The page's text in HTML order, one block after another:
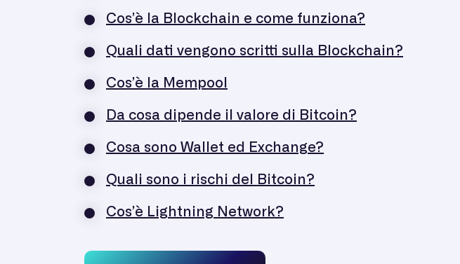
Cos’è la Blockchain e come funziona?
Quali dati vengono scritti sulla Blockchain?
Cos’è la Mempool
Da cosa dipende il valore di Bitcoin?
Cosa sono Wallet ed Exchange?
Quali sono i rischi del Bitcoin?
Cos’è Lightning Network?